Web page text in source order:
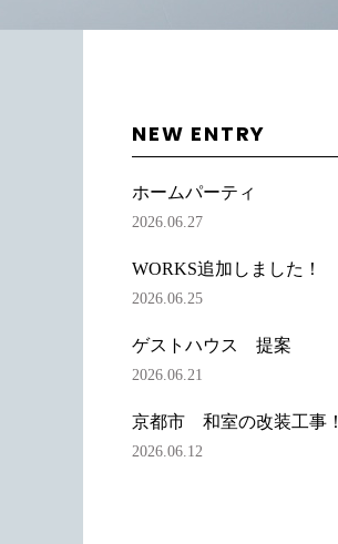
NEW ENTRY
ホームパーティ
2026.06.27
WORKS追加しました！
2026.06.25
ゲストハウス 提案
2026.06.21
京都市 和室の改装工事！
2026.06.12